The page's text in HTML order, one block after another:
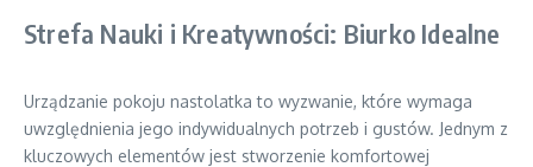
Strefa Nauki i Kreatywności: Biurko Idealne
Urządzanie pokoju nastolatka to wyzwanie, które wymaga
uwzględnienia jego indywidualnych potrzeb i gustów. Jednym z
kluczowych elementów jest stworzenie komfortowej